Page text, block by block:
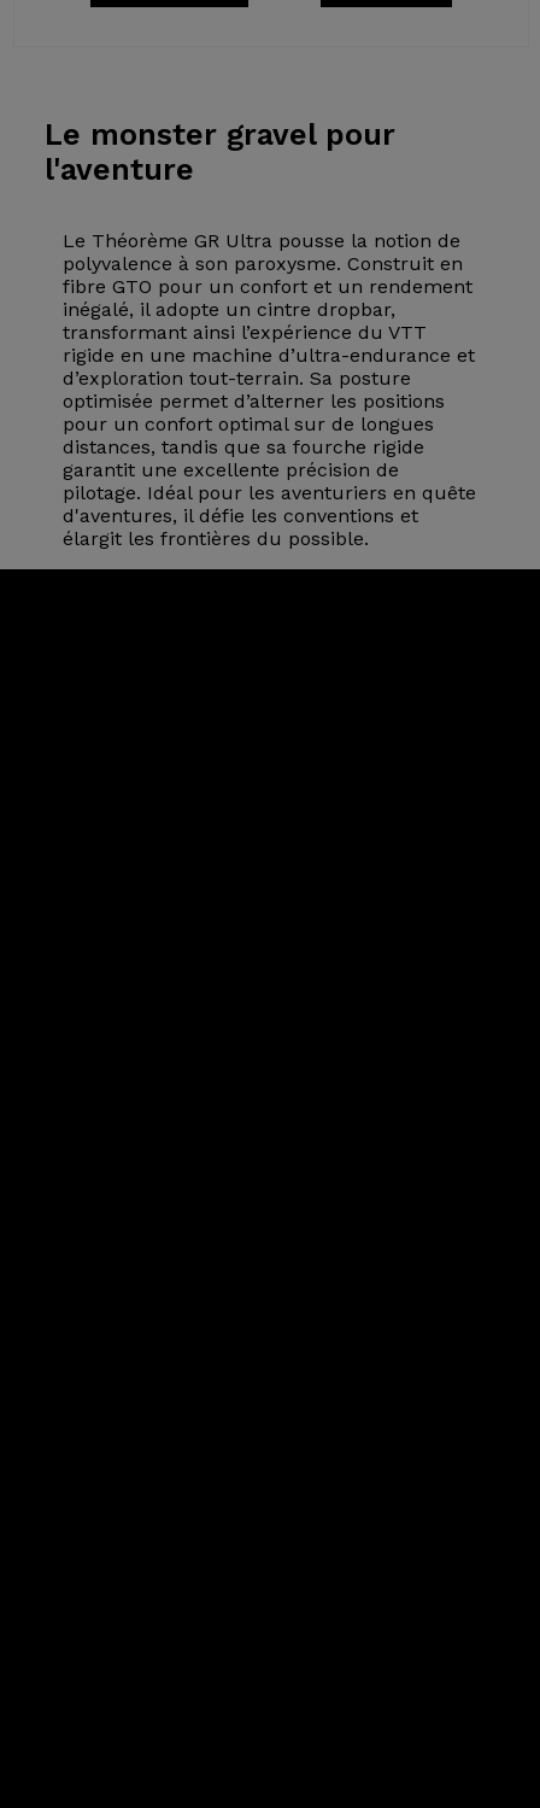
Le monstergravel pour
l'aventure
Le Théorème GR Ultra pousse la notion de
polyvalence à son paroxysme. Construit en
fibre GTO pour un confort et un rendement
inégalé, il adopte un cintre dropbar,
transformant ainsi l’expérience du VTT
rigide en une machine d’ultra-endurance et
d’exploration tout-terrain. Sa posture
optimisée permet d’alterner les positions
pour un confort optimal sur de longues
distances, tandis que sa fourche rigide
garantit une excellente précision de
pilotage. Idéal pour les aventuriers en quête
d'aventures, il défie les conventions et
élargit les frontières du possible.